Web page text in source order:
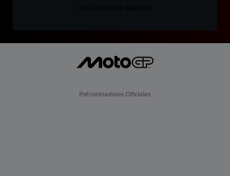
Patrocinadores Oficiales